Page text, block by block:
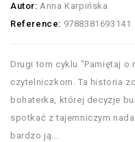
Autor: Anna Karpińska
Reference: 9788381693141
Drugi tom cyklu "Pamiętaj o
czytelniczkom. Ta historia
bohaterka, której decyzje
spotkać z tajemniczym
bardzo ją...